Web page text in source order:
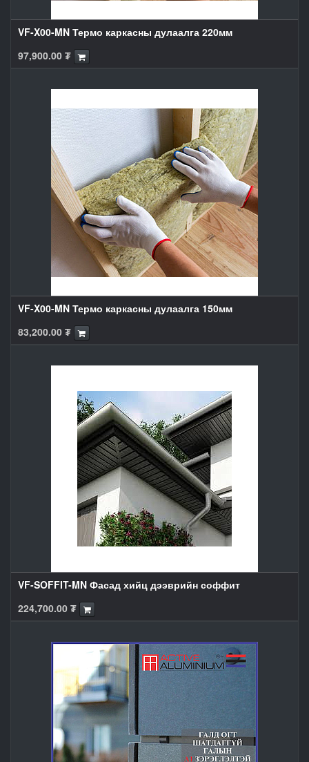
VF-X00-MN Термо каркасны дулаалга 220мм
97,900.00 ₮
VF-X00-MN Термо каркасны дулаалга 150мм
83,200.00 ₮
VF-SOFFIT-MN Фасад хийц дээврийн соффит
224,700.00 ₮